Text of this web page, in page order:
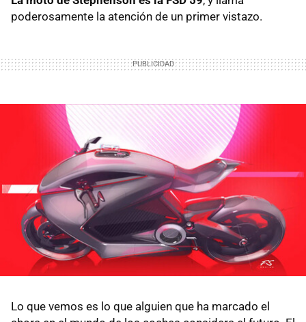
poderosamente la atención de un primer vistazo.
Lo que vemos es lo que alguien que ha marcado el